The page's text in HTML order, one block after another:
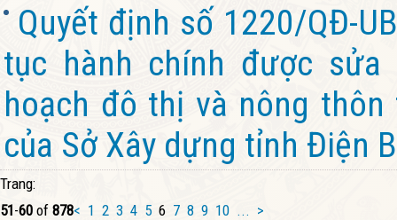
Quyết định số 1220/QĐ-
tục hành chính được
hoạch đô thị và nông
của Sở Xây dựng tỉnh Điện
Trang:
51-60 of 878< 1 2 3 4 5 6 7 8 9 10 ... >